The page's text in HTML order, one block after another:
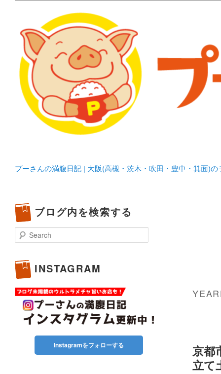
プーさんの満腹日記 |
豊中・箕面)のランチ＆
化してます。
プーさんの満腹日記 | 大阪(高槻・茨木・吹田・豊中・箕面)
京都
立て
ブログ内を検索する
Search
INSTAGRAM
Instagramをフォローする